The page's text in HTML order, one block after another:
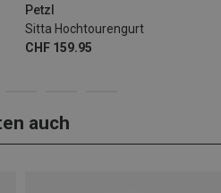
Petzl
Sitta Hochtourengurt
CHF 159.95
77-84CM
auch